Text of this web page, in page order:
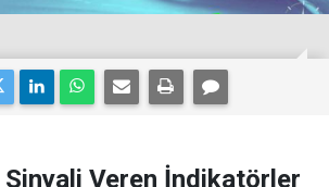
Veren İndikatörler